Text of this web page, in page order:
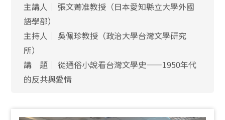
主講人│ 張文菁准教授（日本愛知縣立大學外國
語學部）
主持人│ 吳佩珍教授（政治大學台灣文學研究
所）
講 題│ 從通俗小說看台灣文學史——1950年代
的反共與愛情